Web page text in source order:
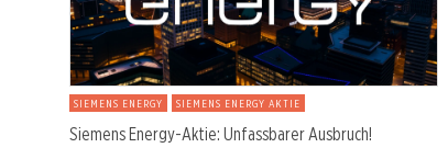
SIEMENS ENERGY SIEMENS ENERGY AKTIE
Siemens Energy-Aktie: Unfassbarer Ausbruch!